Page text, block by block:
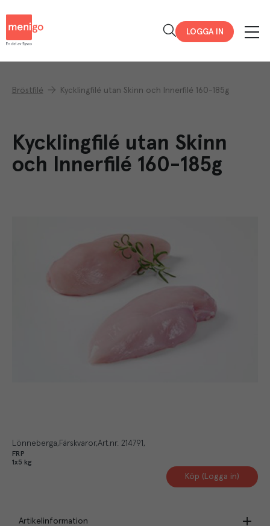
LOGGA IN
Bröstfilé Kycklingfilé utan Skinn och Innerfilé 160-185g
Kycklingfilé utan Skinn
och Innerfilé 160-185g
Lönneberga Färskvaror Art.nr. 214791
FRP
1x5 kg
Köp (Logga in)
Artikelinformation